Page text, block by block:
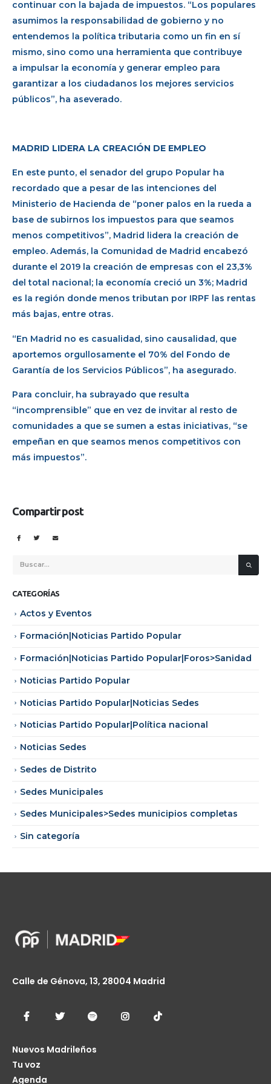
continuar con la bajada de impuestos. “Los populares
asumimos la responsabilidad de gobierno y no
entendemos la política tributaria como un fin en sí
mismo, sino como una herramienta que contribuye
a impulsar la economía y generar empleo para
garantizar a los ciudadanos los mejores servicios
públicos”, ha aseverado.
MADRID LIDERA LA CREACIÓN DE EMPLEO
En este punto, el senador del grupo Popular ha
recordado que a pesar de las intenciones del
Ministerio de Hacienda de “poner palos en la rueda a
base de subirnos los impuestos para que seamos
menos competitivos”, Madrid lidera la creación de
empleo. Además, la Comunidad de Madrid encabezó
durante el 2019 la creación de empresas con el 23,3%
del total nacional; la economía creció un 3%; Madrid
es la región donde menos tributan por IRPF las rentas
más bajas, entre otras.
“En Madrid no es casualidad, sino causalidad, que
aportemos orgullosamente el 70% del Fondo de
Garantía de los Servicios Públicos”, ha asegurado.
Para concluir, ha subrayado que resulta
“incomprensible” que en vez de invitar al resto de
comunidades a que se sumen a estas iniciativas, “se
empeñan en que seamos menos competitivos con
más impuestos”.
Compartir post
CATEGORÍAS
Actos y Eventos
Formación|Noticias Partido Popular
Formación|Noticias Partido Popular|Foros>Sanidad
Noticias Partido Popular
Noticias Partido Popular|Noticias Sedes
Noticias Partido Popular|Política nacional
Noticias Sedes
Sedes de Distrito
Sedes Municipales
Sedes Municipales>Sedes municipios completas
Sin categoría
Calle de Génova, 13, 28004 Madrid
Nuevos Madrileños
Tu voz
Agenda